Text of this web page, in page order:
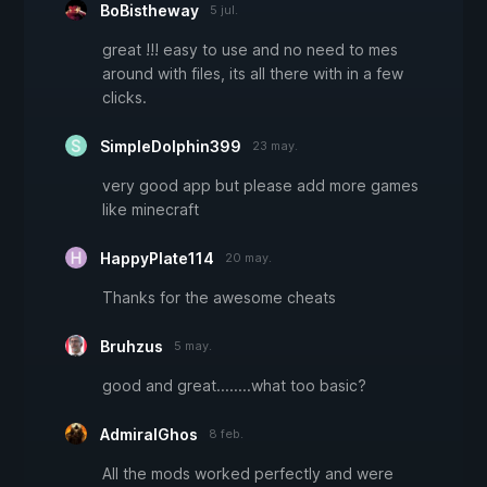
BoBistheway 5 jul.
great !!! easy to use and no need to mes
around with files, its all there with in a few
clicks.
SimpleDolphin399 23 may.
very good app but please add more games
like minecraft
HappyPlate114 20 may.
Thanks for the awesome cheats
Bruhzus 5 may.
good and great........what too basic?
AdmiralGhos 8 feb.
All the mods worked perfectly and were